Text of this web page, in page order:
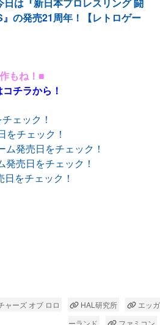
の発売21周年！【レトロゲー
もね！■
チラから！
ェック！
をチェック！
発売日をチェック！
売日をチェック！
をチェック！
ャーズ オブ ロロ HAL研究所
エッガ
ーランド
ファミコン